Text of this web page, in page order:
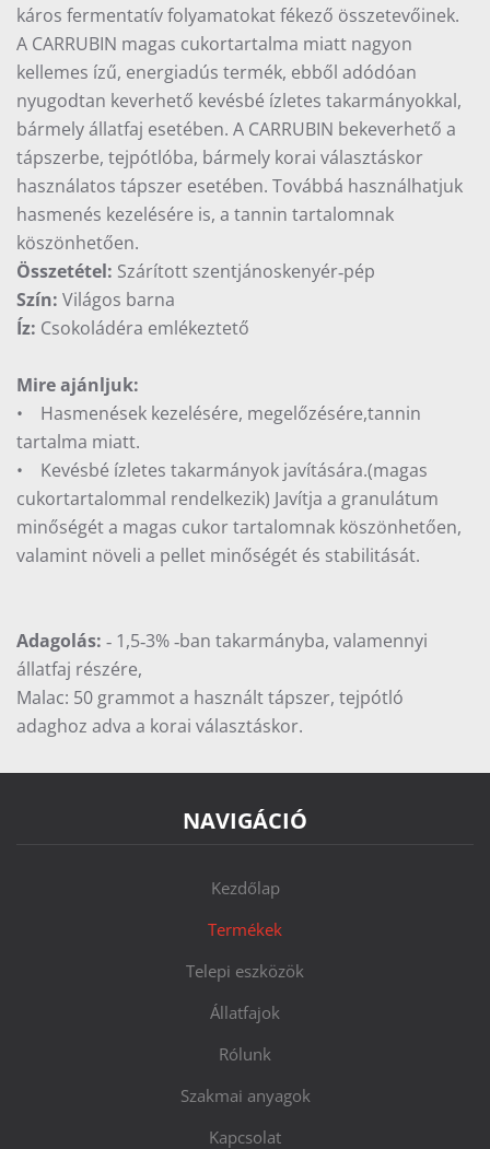
káros fermentatív folyamatokat fékező összetevőinek.
A CARRUBIN magas cukortartalma miatt nagyon
kellemes ízű, energiadús termék, ebből adódóan
nyugodtan keverhető kevésbé ízletes takarmányokkal,
bármely állatfaj esetében. A CARRUBIN bekeverhető a
tápszerbe, tejpótlóba, bármely korai választáskor
használatos tápszer esetében. Továbbá használhatjuk
hasmenés kezelésére is, a tannin tartalomnak
köszönhetően.
Összetétel: Szárított szentjánoskenyér‐pép
Szín: Világos barna
Íz: Csokoládéra emlékeztető
Mire ajánljuk:
• Hasmenések kezelésére, megelőzésére,tannin
tartalma miatt.
• Kevésbé ízletes takarmányok javítására.(magas
cukortartalommal rendelkezik) Javítja a granulátum
minőségét a magas cukor tartalomnak köszönhetően,
valamint növeli a pellet minőségét és stabilitását.
Adagolás: ‐ 1,5‐3% ‐ban takarmányba, valamennyi
állatfaj részére,
Malac: 50 grammot a használt tápszer, tejpótló
adaghoz adva a korai választáskor.
NAVIGÁCIÓ
Kezdőlap
Termékek
Telepi eszközök
Állatfajok
Rólunk
Szakmai anyagok
Kapcsolat